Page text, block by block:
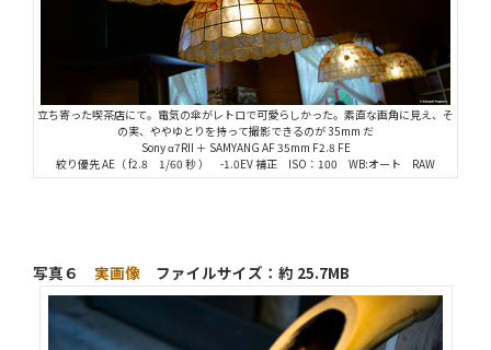
立ち寄った喫茶店にて。電気の傘がレトロで可愛らしかった。素直な画角に見え、そ
の実、ややゆとりを持って撮影できるのが 35mm だ
Sony α7RII ＋ SAMYANG AF 35mm F2.8 FE
絞り優先 AE（ f2.8 1/60 秒 ） -1.0EV 補正 ISO：100 WB:オート RAW
写真６ 実画像 ファイルサイズ：約 25.7MB